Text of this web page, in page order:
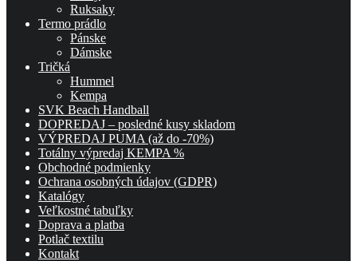
Ruksaky
Termo prádlo
Pánske
Dámske
Tričká
Hummel
Kempa
SVK Beach Handball
DOPREDAJ – posledné kusy skladom
VÝPREDAJ PUMA (až do -70%)
Totálny výpredaj KEMPA %
Obchodné podmienky
Ochrana osobných údajov (GDPR)
Katalógy
Veľkostné tabuľky
Doprava a platba
Potlač textilu
Kontakt